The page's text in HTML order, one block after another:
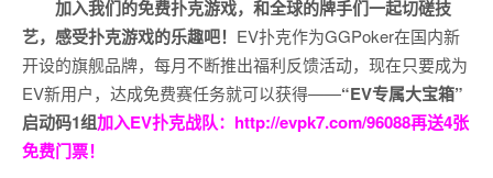
加入我们的免费扑克游戏，和全球的牌手们一起切磋技
艺，感受扑克游戏的乐趣吧！ EV扑克作为GGPoker在国内新
开设的旗舰品牌，每月不断推出福利反馈活动，现在只要成为
EV新用户，达成免费赛任务就可以获得——“EV专属大宝箱”
启动码1组加入EV扑克战队： http://evpk7.com/96088再送4张
免费门票！